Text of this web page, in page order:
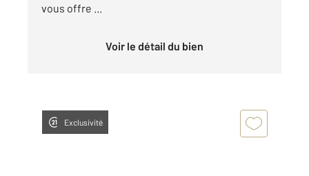
vous offre ...
Voir le détail du bien
Exclusivité